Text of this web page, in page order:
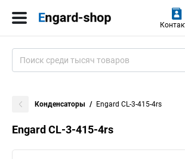
Конденсаторы Engard CL-3-415-4rs
Engard CL-3-415-4rs